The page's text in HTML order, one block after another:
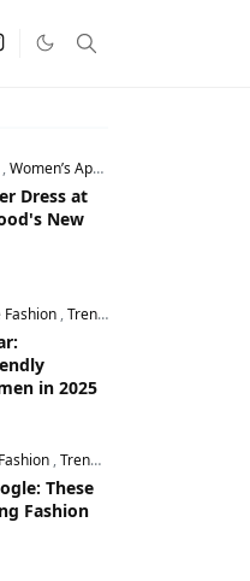
,Women’s Apparel
Dress at
New
,Trends 2025
in 2025
,Trends 2025
These
Fashion